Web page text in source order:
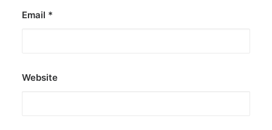
Email *
Website